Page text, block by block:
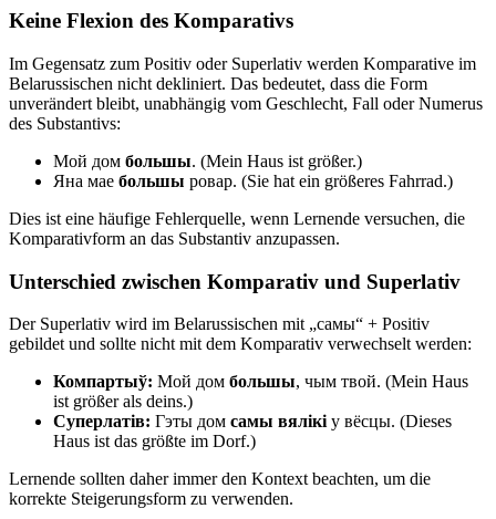
Keine Flexion des Komparativs
Im Gegensatz zum Positiv oder Superlativ werden Komparative im
Belarussischen nicht dekliniert. Das bedeutet, dass die Form
unverändert bleibt, unabhängig vom Geschlecht, Fall oder Numerus
des Substantivs:
Мой дом большы. (Mein Haus ist größer.)
Яна мае большы ровар. (Sie hat ein größeres Fahrrad.)
Dies ist eine häufige Fehlerquelle, wenn Lernende versuchen, die
Komparativform an das Substantiv anzupassen.
Unterschied zwischen Komparativ und Superlativ
Der Superlativ wird im Belarussischen mit „самы“ + Positiv
gebildet und sollte nicht mit dem Komparativ verwechselt werden:
Компартыў: Мой дом большы, чым твой. (Mein Haus
ist größer als deins.)
Суперлатів: Гэты дом самы вялікі у вёсцы. (Dieses
Haus ist das größte im Dorf.)
Lernende sollten daher immer den Kontext beachten, um die
korrekte Steigerungsform zu verwenden.